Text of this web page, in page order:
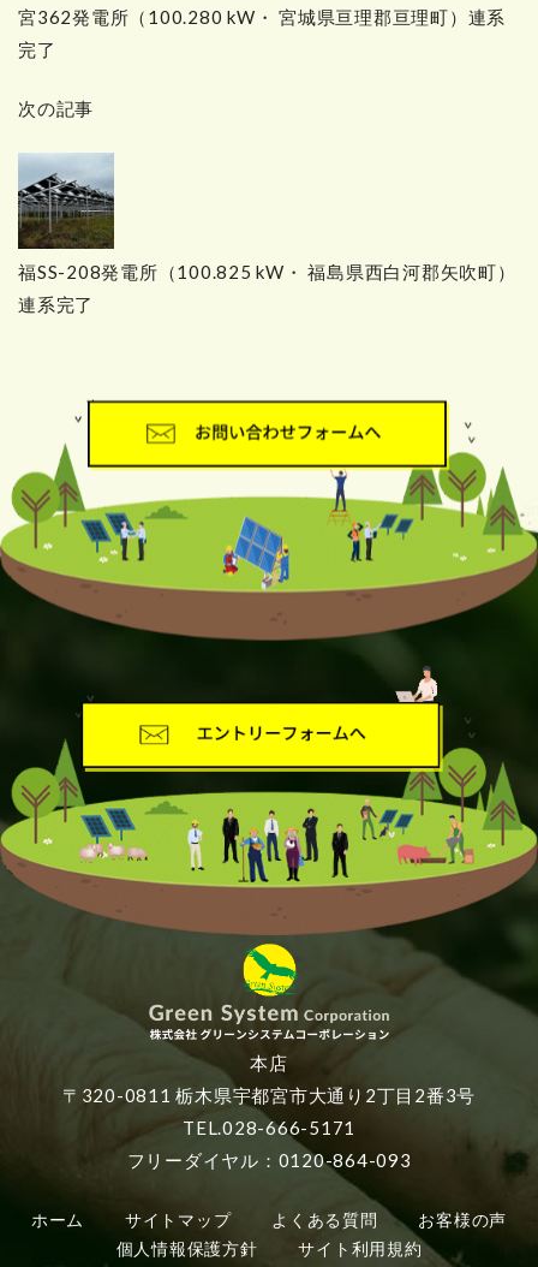
宮362発電所（100.280 kW・ 宮城県亘理郡亘理町）連系
完了
次の記事
福SS-208発電所（100.825 kW・ 福島県西白河郡矢吹町）
連系完了
本店
〒320-0811 栃木県宇都宮市大通り2丁目2番3号
TEL.028-666-5171
フリーダイヤル：0120-864-093
ホーム サイトマップ よくある質問
お客様の声
個人情報保護方針
サイト利用規約